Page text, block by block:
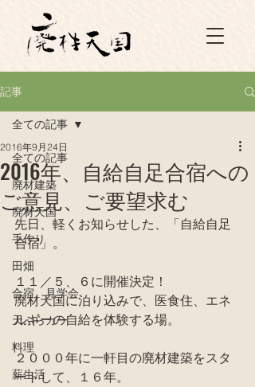
記事
全ての記事
廃材建築
廃材天国
手作り
田畑
合宿、見学会
天ぷらカー
料理
薪生活
全ての記事
2016年、自給自足合宿への
ご意見、ご要望求む
2016年9月24日
先日、軽くお知らせした、「自給自足
合宿」。
１１／５、６に開催決定！
廃材天国に泊り込みで、医食住、エネ
ルギーの自給を体験する場。
２０００年に一軒目の廃材建築をスタ
ートして、１６年。